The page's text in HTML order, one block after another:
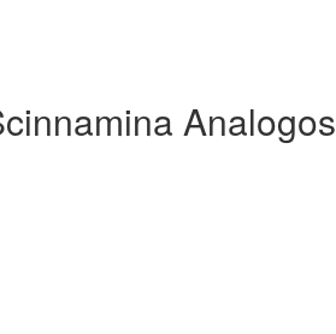
Analogos